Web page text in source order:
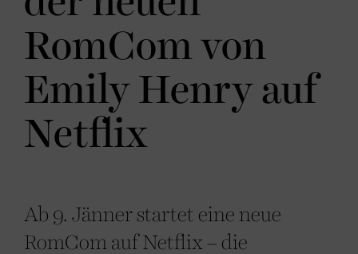
RomCom von
Emily Henry auf
Netflix
Ab 9. Jänner startet eine neue
RomCom auf Netflix – die